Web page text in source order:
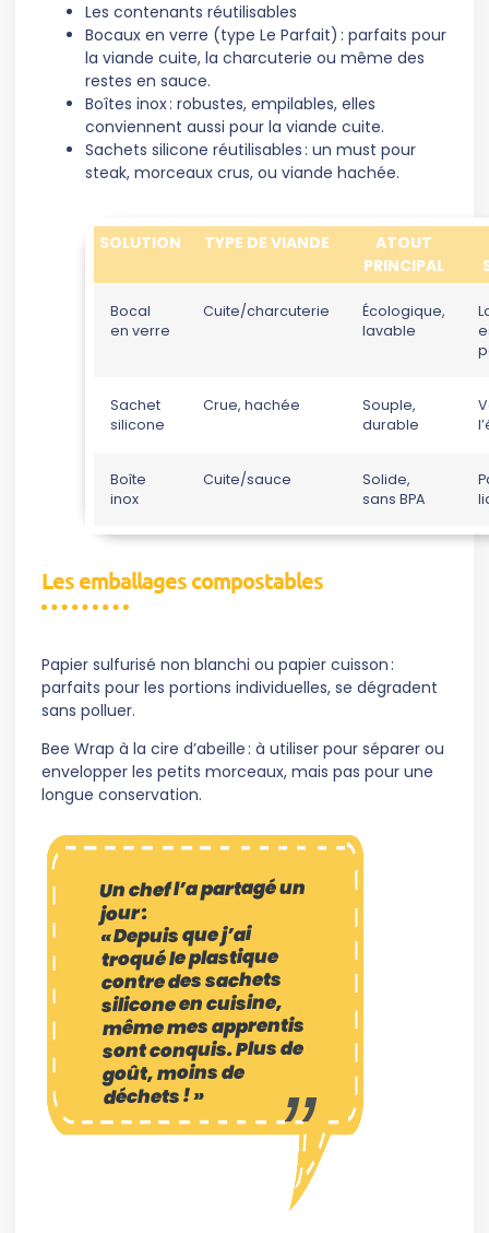
Les contenants réutilisables
Bocaux en verre (type Le Parfait) : parfaits pour
la viande cuite, la charcuterie ou même des
restes en sauce.
Boîtes inox : robustes, empilables, elles
conviennent aussi pour la viande cuite.
Sachets silicone réutilisables : un must pour
steak, morceaux crus, ou viande hachée.
SOLUTION TYPE DE VIANDE
ATOUT
PRINCIPAL
Bocal
en verre
Cuite/charcuterie
Écologique,
lavable
Sachet
silicone
Crue, hachée
Souple,
durable
Boîte
inox
Cuite/sauce
Solide,
sans BPA
Les emballages compostables
Papier sulfurisé non blanchi ou papier cuisson :
parfaits pour les portions individuelles, se dégradent
sans polluer.
Bee Wrap à la cire d’abeille : à utiliser pour séparer ou
envelopper les petits morceaux, mais pas pour une
longue conservation.
Un chef l’a partagé un
jour :
« Depuis que j’ai
troqué le plastique
contre des sachets
silicone en cuisine,
même mes apprentis
sont conquis. Plus de
goût, moins de
déchets ! »